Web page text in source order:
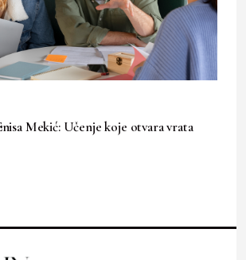
Mekić: Učenje koje otvara vrata